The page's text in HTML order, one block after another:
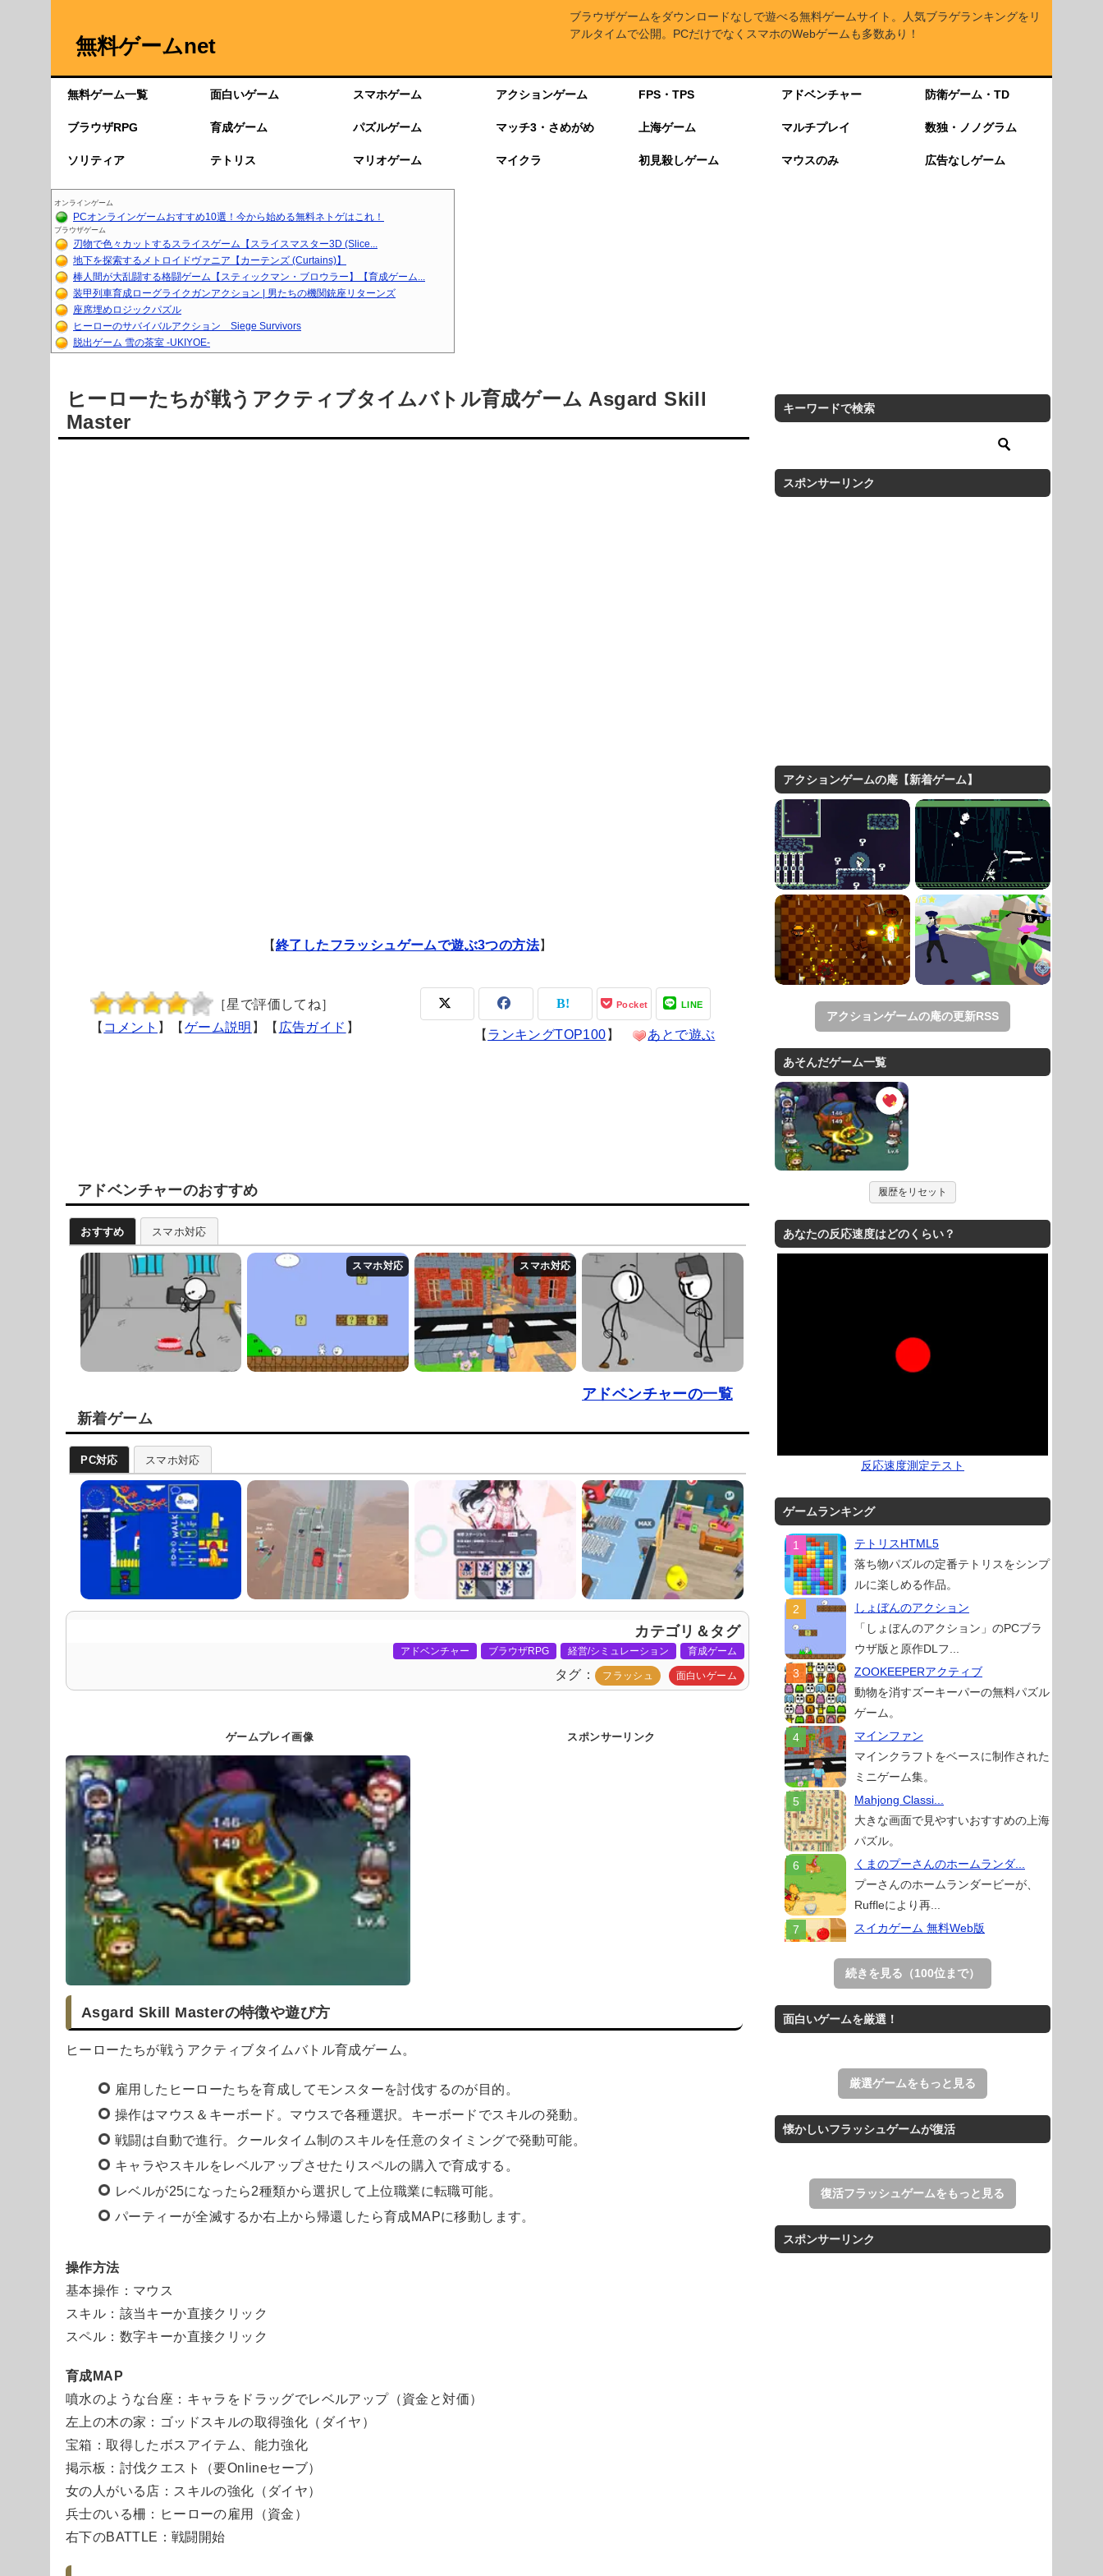
無料ゲームnet
ブラウザゲームをダウンロードなしで遊べる無料ゲームサイト。人気ブラゲランキングをリ
アルタイムで公開。PCだけでなくスマホのWebゲームも多数あり！
無料ゲーム一覧 面白いゲーム スマホゲーム アクションゲーム FPS・TPS アドベンチャー 防衛ゲーム・TD
ブラウザRPG 育成ゲーム パズルゲーム マッチ3・さめがめ 上海ゲーム マルチプレイ 数独・ノノグラム
ソリティア テトリス マリオゲーム マイクラ 初見殺しゲーム マウスのみ 広告なしゲーム
オンラインゲーム
PCオンラインゲームおすすめ10選！今から始める無料ネトゲはこれ！
ブラウザゲーム
刃物で色々カットするスライスゲーム【スライスマスター3D (Slice...
地下を探索するメトロイドヴァニア【カーテンズ (Curtains)】
棒人間が大乱闘する格闘ゲーム【スティックマン・ブロウラー】【育成ゲーム...
装甲列車育成ローグライクガンアクション | 男たちの機関銃座リターンズ
座席埋めロジックパズル
ヒーローのサバイバルアクション Siege Survivors
脱出ゲーム 雪の茶室 -UKIYOE-
ヒーローたちが戦うアクティブタイムバトル育成ゲーム Asgard Skill
Master
【終了したフラッシュゲームで遊ぶ3つの方法】
［星で評価してね］
【 コメント 】【 ゲーム説明 】【 広告ガイド 】
Pocket LINE
【 ランキングTOP100 】 あとで遊ぶ
アドベンチャーのおすすめ
おすすめ スマホ対応
アドベンチャーの一覧
新着ゲーム
PC対応 スマホ対応
カテゴリ＆タグ
アドベンチャー ブラウザRPG 経営/シミュレーション 育成ゲーム
タグ フラッシュ 面白いゲーム
ゲームプレイ画像 スポンサーリンク
Asgard Skill Masterの特徴や遊び方
ヒーローたちが戦うアクティブタイムバトル育成ゲーム。
雇用したヒーローたちを育成してモンスターを討伐するのが目的。
操作はマウス＆キーボード。マウスで各種選択。キーボードでスキルの発動。
戦闘は自動で進行。クールタイム制のスキルを任意のタイミングで発動可能。
キャラやスキルをレベルアップさせたりスペルの購入で育成する。
レベルが25になったら2種類から選択して上位職業に転職可能。
パーティーが全滅するか右上から帰還したら育成MAPに移動します。
操作方法
基本操作：マウス
スキル：該当キーか直接クリック
スペル：数字キーか直接クリック
育成MAP
噴水のような台座：キャラをドラッグでレベルアップ（資金と対価）
左上の木の家：ゴッドスキルの取得強化（ダイヤ）
宝箱：取得したボスアイテム、能力強化
掲示板：討伐クエスト（要Onlineセーブ）
女の人がいる店：スキルの強化（ダイヤ）
兵士のいる柵：ヒーローの雇用（資金）
右下のBATTLE：戦闘開始
キーワードで検索
スポンサーリンク
アクションゲームの庵【新着ゲーム】
アクションゲームの庵の更新RSS
あそんだゲーム一覧
履歴をリセット
あなたの反応速度はどのくらい？
反応速度測定テスト
ゲームランキング
テトリスHTML5
落ち物パズルの定番テトリスをシンプ
ルに楽しめる作品。
しょぼんのアクション
「しょぼんのアクション」のPCブラ
ウザ版と原作DLフ...
ZOOKEEPERアクティブ
動物を消すズーキーパーの無料パズル
ゲーム。
マインファン
マインクラフトをベースに制作された
ミニゲーム集。
Mahjong Classi...
大きな画面で見やすいおすすめの上海
パズル。
くまのプーさんのホームランダ...
プーさんのホームランダービーが、
Ruffleにより再...
スイカゲーム 無料Web版
無料Web版。
アローアウト
すべての矢印を画面外へ導くパズルゲ
ーム。
ホールを巨大に育成する落とし穴ゲー
ム。
王国を構築していく放置系のシミュレ
続きを見る（100位まで）
面白いゲームを厳選！
厳選ゲームをもっと見る
懐かしいフラッシュゲームが復活
復活フラッシュゲームをもっと見る
スポンサーリンク